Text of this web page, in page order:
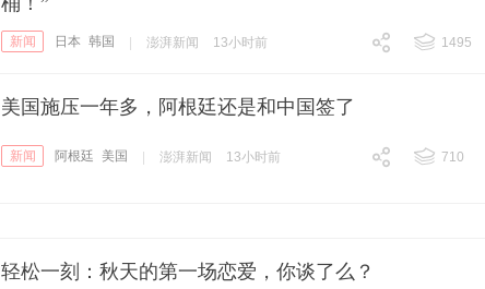
新闻 日本 韩国 澎湃新闻 13小时前
1495
美国施压一年多，阿根廷还是和中国签了
新闻 阿根廷 美国 澎湃新闻 13小时前
710
轻松一刻：秋天的第一场恋爱，你谈了么？